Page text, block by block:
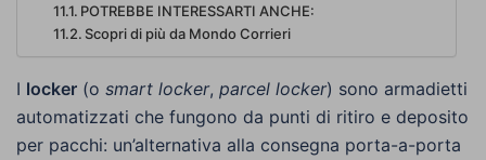
POTREBBE INTERESSARTI ANCHE:
Scopri di più da Mondo Corrieri
I locker (o smart locker, parcel locker) sono armadietti
automatizzati che fungono da punti di ritiro e deposito
per pacchi: un’alternativa alla consegna porta-a-porta